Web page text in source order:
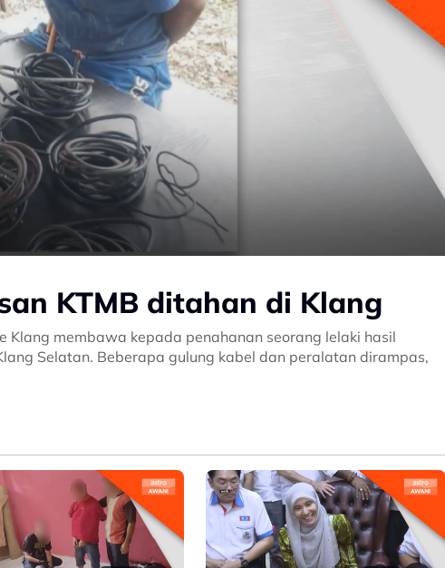
KTMB ditahan di Klang
membawa kepada penahanan seorang lelaki hasil
Selatan. Beberapa gulung kabel dan peralatan dirampas,